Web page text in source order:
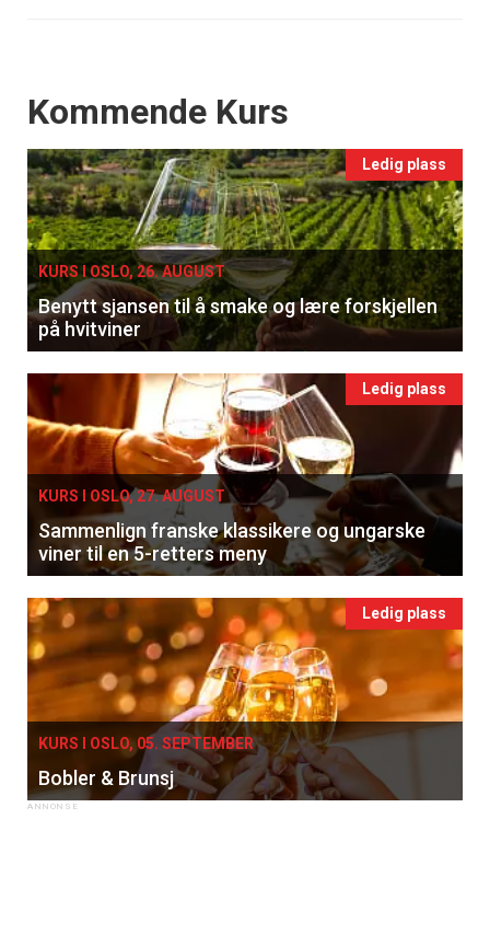
Events
Kommende Kurs
Ledig plass
KURS I OSLO, 26. AUGUST
Benytt sjansen til å smake og lære forskjellen
på hvitviner
Ledig plass
KURS I OSLO, 27. AUGUST
Sammenlign franske klassikere og ungarske
viner til en 5-retters meny
Ledig plass
KURS I OSLO, 05. SEPTEMBER
Bobler & Brunsj